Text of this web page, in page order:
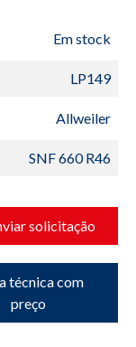
Em stock
LP149
Allweiler
SNF 660 R46
solicitação
técnica com
preço